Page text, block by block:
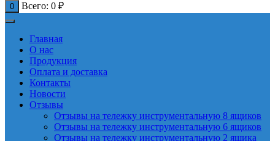
0 Всего: 0 ₽
Главная
О нас
Продукция
Оплата и доставка
Контакты
Новости
Отзывы
Отзывы на тележку инструментальную 8 ящиков
Отзывы на тележку инструментальную 6 ящиков
Отзывы на тележку инструментальную 2 ящика